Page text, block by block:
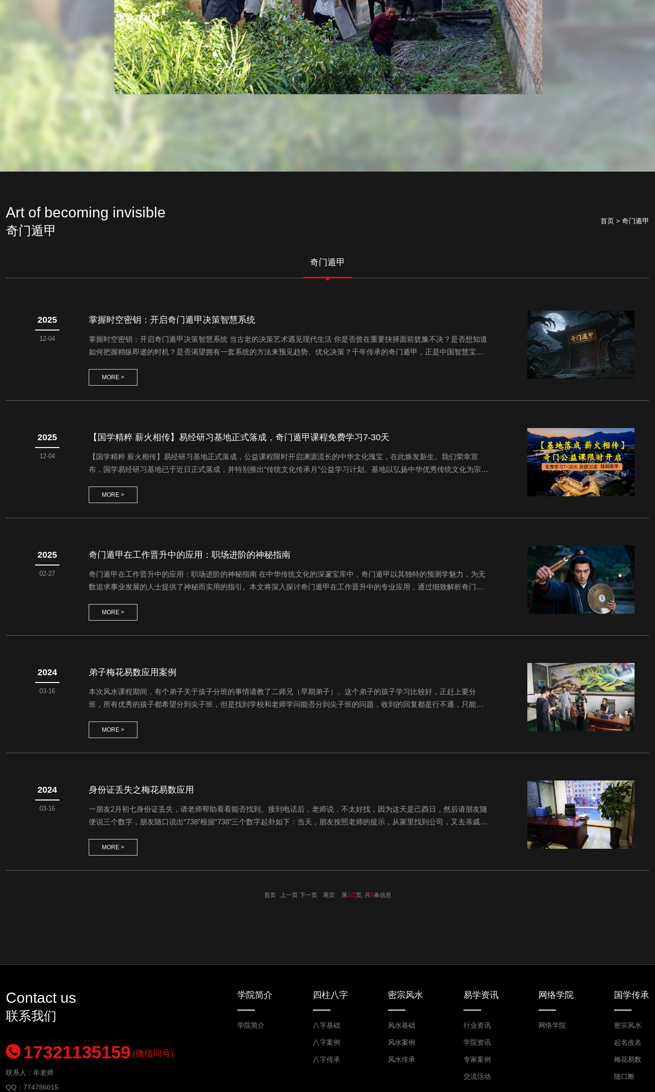
Art of becoming invisible
奇门遁甲
首页 > 奇门遁甲
奇门遁甲
掌握时空密钥：开启奇门遁甲决策智慧系统
2025
12-04
掌握时空密钥：开启奇门遁甲决策智慧系统 当古老的决策艺术遇见现代生活 你是否曾在重要抉择面前犹豫不决？是否想知道
如何把握稍纵即逝的时机？是否渴望拥有一套系统的方法来预见趋势、优化决策？千年传承的奇门遁甲，正是中国智慧宝库
了天文、历法、军事、哲学等多维智慧，通...
MORE >
【国学精粹 薪火相传】易经研习基地正式落成，奇门遁甲课程免费学习7-30天
2025
12-04
【国学精粹 薪火相传】易经研习基地正式落成，公益课程限时开启渊源流长的中华文化瑰宝，在此焕发新生。我们荣幸宣
布，国学易经研习基地已于近日正式落成，并特别推出“传统文化传承月”公益学习计划。基地以弘扬中华优秀传统文化为宗
名额，每门课程限30人。我们特邀在各自领域内享有盛誉、影响深远的资深导师亲...
MORE >
奇门遁甲在工作晋升中的应用：职场进阶的神秘指南
2025
02-27
奇门遁甲在工作晋升中的应用：职场进阶的神秘指南 在中华传统文化的深邃宝库中，奇门遁甲以其独特的预测学魅力，为无
数追求事业发展的人士提供了神秘而实用的指引。本文将深入探讨奇门遁甲在工作晋升中的专业应用，通过细致解析奇门遁
或年命：在奇门遁...
MORE >
弟子梅花易数应用案例
2024
03-16
本次风水课程期间，有个弟子关于孩子分班的事情请教了二师兄（早期弟子）。这个弟子的孩子学习比较好，正赶上要分
班，所有优秀的孩子都希望分到尖子班，但是找到学校和老师学问能否分到尖子班的问题，收到的回复都是行不通，只能按
高。经询问，孩子的班主任就是刚毕业三年的男老师，所以按照卦象，应该就是这个老师...
MORE >
身份证丢失之梅花易数应用
2024
03-16
一朋友2月初七身份证丢失，请老师帮助看看能否找到。接到电话后，老师说，不太好找，因为这天是己酉日，然后请朋友随
便说三个数字，朋友随口说出“738”根据“738”三个数字起卦如下：当天，朋友按照老师的提示，从家里找到公司，又去亲戚
多找到身份证了，就在他家西北的柜子上，由于柜子上有个瑜伽垫子，...
MORE >
首页 上一页 下一页 尾页 第1/2页, 共9条信息
Contact us
联系我们
17321135159 (微信同号)
联系人：牟老师
QQ：774786015
学院简介
学院简介
四柱八字
八字基础
八字案例
八字传承
密宗风水
风水基础
风水案例
风水传承
易学资讯
行业资讯
学院资讯
专家案例
交流活动
网络学院
网络学院
国学传承
密宗风水
起名改名
梅花易数
随口断